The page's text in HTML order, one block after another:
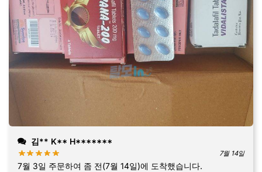
김** K** H*******
7월 14일
7월 3일 주문하여 좀 전(7월 14일)에 도착했습니다.